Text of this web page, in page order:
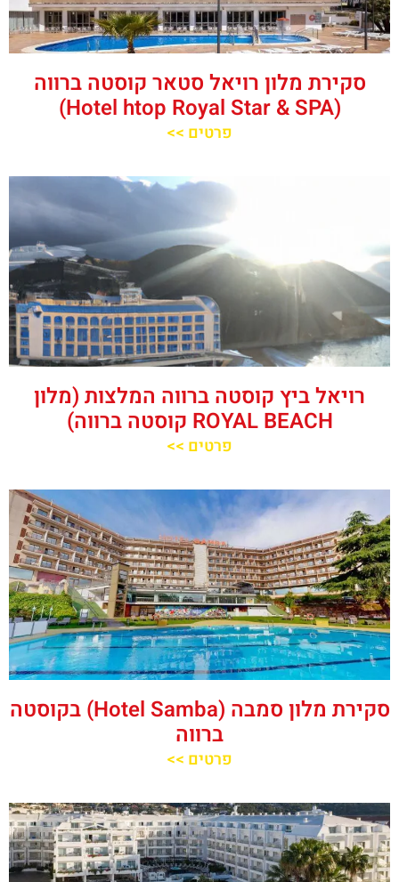
סקירת מלון רויאל סטאר קוסטה ברווה
(Hotel htop Royal Star & SPA)
פרטים >>
רויאל ביץ קוסטה ברווה המלצות (מלון
ROYAL BEACH קוסטה ברווה)
פרטים >>
סקירת מלון סמבה (Hotel Samba) בקוסטה
ברווה
פרטים >>